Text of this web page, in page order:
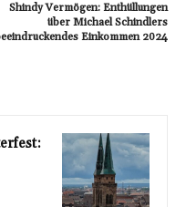
Shindy Vermögen: Enthüllungen
über Michael Schindlers
Einkommen 2024